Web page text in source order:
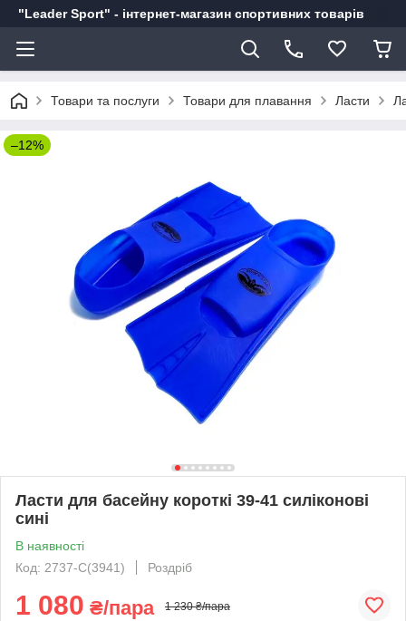
"Leader Sport" - інтернет-магазин спортивних товарів
Товари та послуги Товари для плавання Ласти
–12%
Ласти для басейну короткі 39-41 силіконові
сині
В наявності
Код: 2737-С(3941)
Роздріб
1 080 ₴/пара 1 230 ₴/пара